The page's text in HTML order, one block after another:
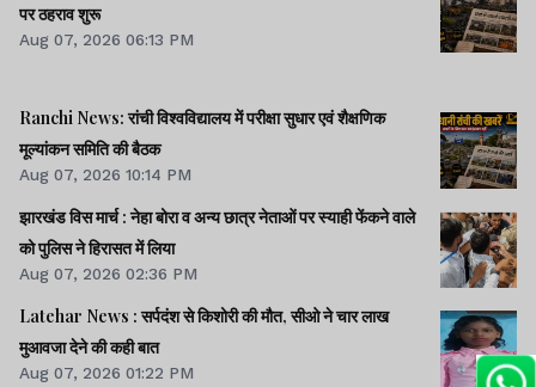
पर ठहराव शुरू
Aug 07, 2026 06:13 PM
Ranchi News: रांची विश्वविद्यालय में परीक्षा सुधार एवं शैक्षणिक
मूल्यांकन समिति की बैठक
Aug 07, 2026 10:14 PM
झारखंड विस मार्च : नेहा बोरा व अन्य छात्र नेताओं पर स्याही फेंकने वाले
को पुलिस ने हिरासत में लिया
Aug 07, 2026 02:36 PM
Latehar News : सर्पदंश से किशोरी की मौत, सीओ ने चार लाख
मुआवजा देने की कही बात
Aug 07, 2026 01:22 PM